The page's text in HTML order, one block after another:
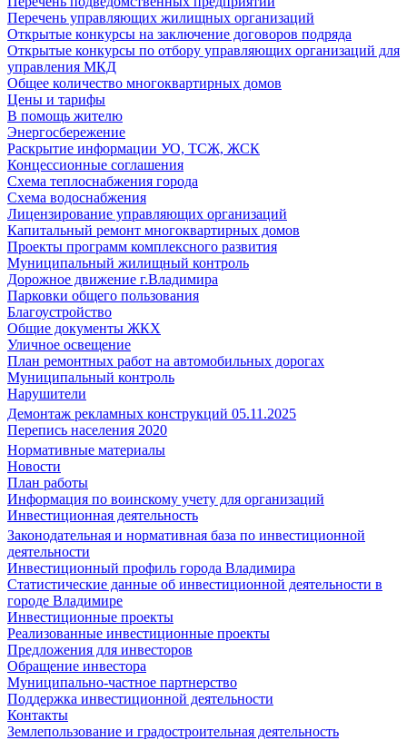
Перечень управляющих жилищных организаций
Открытые конкурсы на заключение договоров подряда
Открытые конкурсы по отбору управляющих организаций для
управления МКД
Общее количество многоквартирных домов
Цены и тарифы
В помощь жителю
Энергосбережение
Раскрытие информации УО, ТСЖ, ЖСК
Концессионные соглашения
Схема теплоснабжения города
Схема водоснабжения
Лицензирование управляющих организаций
Капитальный ремонт многоквартирных домов
Проекты программ комплексного развития
Муниципальный жилищный контроль
Дорожное движение г.Владимира
Парковки общего пользования
Благоустройство
Общие документы ЖКХ
Уличное освещение
План ремонтных работ на автомобильных дорогах
Муниципальный контроль
Нарушители
Демонтаж рекламных конструкций 05.11.2025
Перепись населения 2020
Нормативные материалы
Новости
План работы
Информация по воинскому учету для организаций
Инвестиционная деятельность
Законодательная и нормативная база по инвестиционной
деятельности
Инвестиционный профиль города Владимира
Статистические данные об инвестиционной деятельности в
городе Владимире
Инвестиционные проекты
Реализованные инвестиционные проекты
Предложения для инвесторов
Обращение инвестора
Муниципально-частное партнерство
Поддержка инвестиционной деятельности
Контакты
Землепользование и градостроительная деятельность